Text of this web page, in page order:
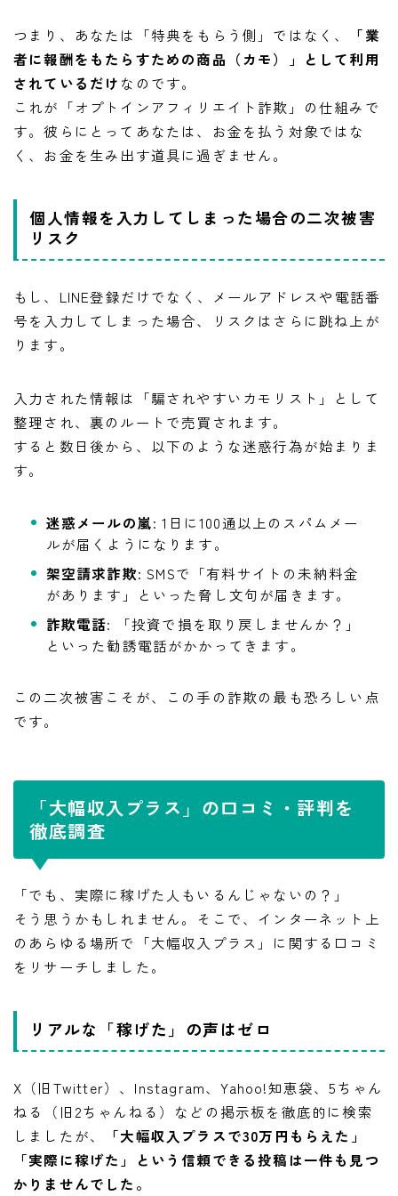
つまり、あなたは「特典をもらう側」ではなく、
「業
者に報酬をもたらすための商品（カモ）」として利用
されているだけ なのです。
これが「オプトインアフィリエイト詐欺」の仕組みで
す。彼らにとってあなたは、お金を払う対象ではな
く、お金を生み出す道具に過ぎません。
個人情報を入力してしまった場合の二次被害
リスク
もし、LINE登録だけでなく、メールアドレスや電話番
号を入力してしまった場合、リスクはさらに跳ね上が
ります。
入力された情報は「騙されやすいカモリスト」として
整理され、裏のルートで売買されます。
すると数日後から、以下のような迷惑行為が始まりま
す。
迷惑メールの嵐: 1日に100通以上のスパムメー
ルが届くようになります。
架空請求詐欺: SMSで「有料サイトの未納料金
があります」といった脅し文句が届きます。
詐欺電話: 「投資で損を取り戻しませんか？」
といった勧誘電話がかかってきます。
この二次被害こそが、この手の詐欺の最も恐ろしい点
です。
「大幅収入プラス」の口コミ・評判を
徹底調査
「でも、実際に稼げた人もいるんじゃないの？」
そう思うかもしれません。そこで、インターネット上
のあらゆる場所で「大幅収入プラス」に関する口コミ
をリサーチしました。
リアルな「稼げた」の声はゼロ
X（旧Twitter）、Instagram、Yahoo!知恵袋、5ちゃん
ねる（旧2ちゃんねる）などの掲示板を徹底的に検索
しましたが、
「大幅収入プラスで30万円もらえた」
「実際に稼げた」という信頼できる投稿は一件も見つ
かりませんでした。副業の専門家みさきと友達になる